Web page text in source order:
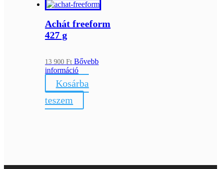
Achát freeform
427 g
13 900Ft Bővebb
információ
Kosárba
teszem